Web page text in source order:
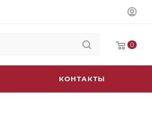
0
КОНТАКТЫ